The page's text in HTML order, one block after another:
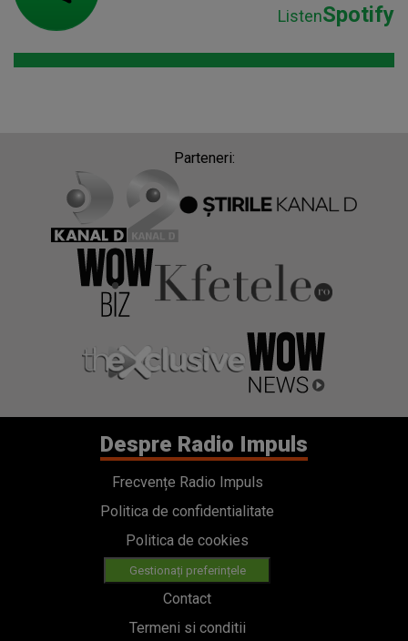
ListenSpotify
Parteneri:
Despre Radio Impuls
Frecvențe Radio Impuls
Politica de confidentialitate
Politica de cookies
Gestionați preferințele
Contact
Termeni si conditii